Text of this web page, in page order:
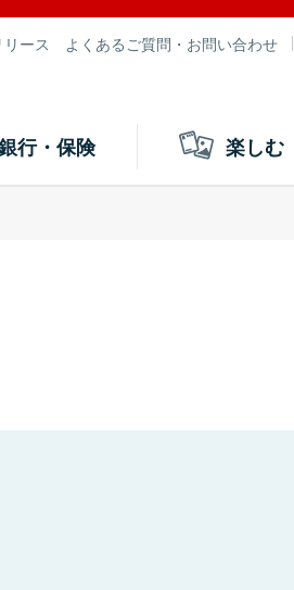
ース よくあるご質問・お問い合わせ
行・保険 楽しむ